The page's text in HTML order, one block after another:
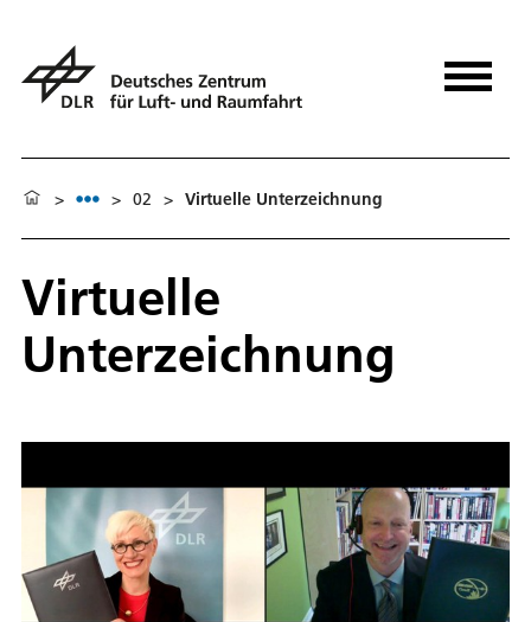
> > 02 > Virtuelle Unterzeichnung
Virtuelle
Unterzeichnung